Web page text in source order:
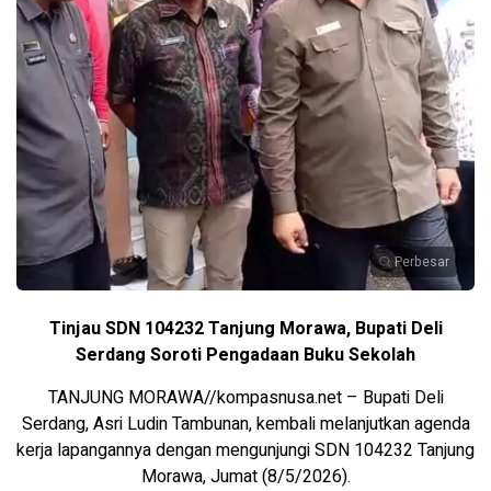
Perbesar
Tinjau SDN 104232 Tanjung Morawa, Bupati Deli
Serdang Soroti Pengadaan Buku Sekolah
TANJUNG MORAWA//kompasnusa.net – Bupati Deli
Serdang, Asri Ludin Tambunan, kembali melanjutkan agenda
kerja lapangannya dengan mengunjungi SDN 104232 Tanjung
Morawa, Jumat (8/5/2026).